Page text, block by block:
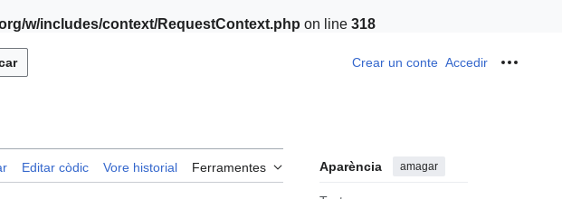
w/includes/context/RequestContext.php on line 318
Crear un conte Accedir
Editar còdic Vore historial Ferramentes Aparència amagar